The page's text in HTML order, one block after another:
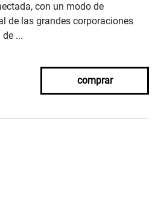
con un modo de
de las grandes corporaciones
...
comprar